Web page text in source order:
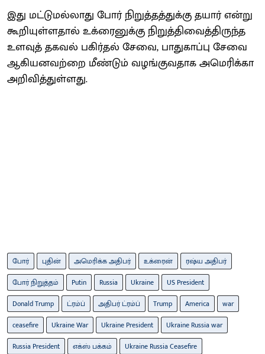
இது மட்டுமல்லாது போர் நிறுத்தத்துக்கு தயார் என்று
கூறியுள்ளதால் உக்ரைனுக்கு நிறுத்திவைத்திருந்த
உளவுத் தகவல் பகிர்தல் சேவை, பாதுகாப்பு சேவை
ஆகியனவற்றை மீண்டும் வழங்குவதாக அமெரிக்கா
அறிவித்துள்ளது.
போர் புதின் அமெரிக்க அதிபர் உக்ரைன்
ரஷ்ய அதிபர்
போர் நிறுத்தம்
Putin Russia Ukraine
US President
Donald Trump
ட்ரம்ப் அதிபர் ட்ரம்ப் Trump America
war
ceasefire
Ukraine War Ukraine President
Ukraine Russia war
Russia President
எக்ஸ் பக்கம் Ukraine Russia Ceasefire